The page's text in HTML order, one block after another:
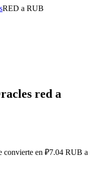
garantía
RED a RUB
red a
convierte en ₽7.04 RUB a